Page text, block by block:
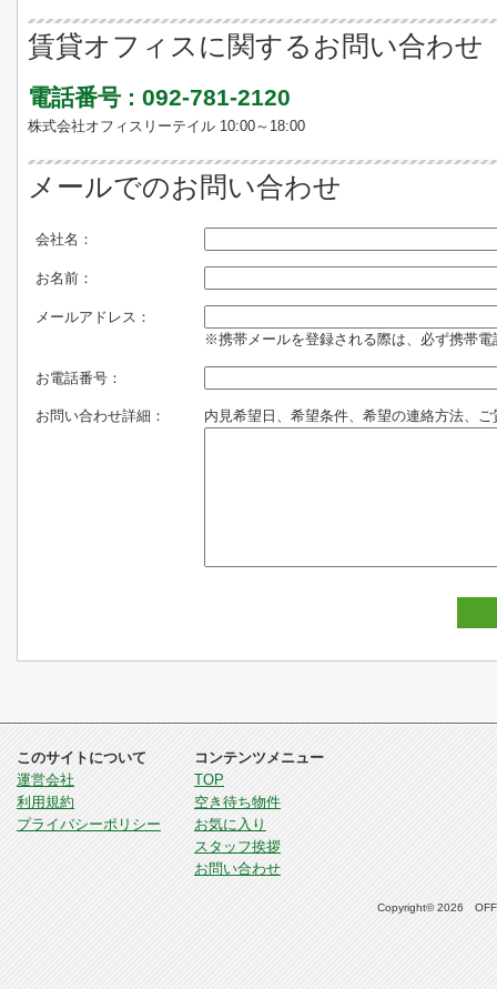
賃貸オフィスに関するお問い合わせ
電話番号 : 092-781-2120
株式会社オフィスリーテイル 10:00～18:00
メールでのお問い合わせ
会社名：
お名前：
メールアドレス：
※携帯メールを登録される際は、必ず携帯
お電話番号：
お問い合わせ詳細： 内見希望日、希望条件、希望の連絡方法、ご
このサイトについて
運営会社
利用規約
プライバシーポリシー
コンテンツメニュー
TOP
空き待ち物件
お気に入り
スタッフ挨拶
お問い合わせ
Copyright© 2026